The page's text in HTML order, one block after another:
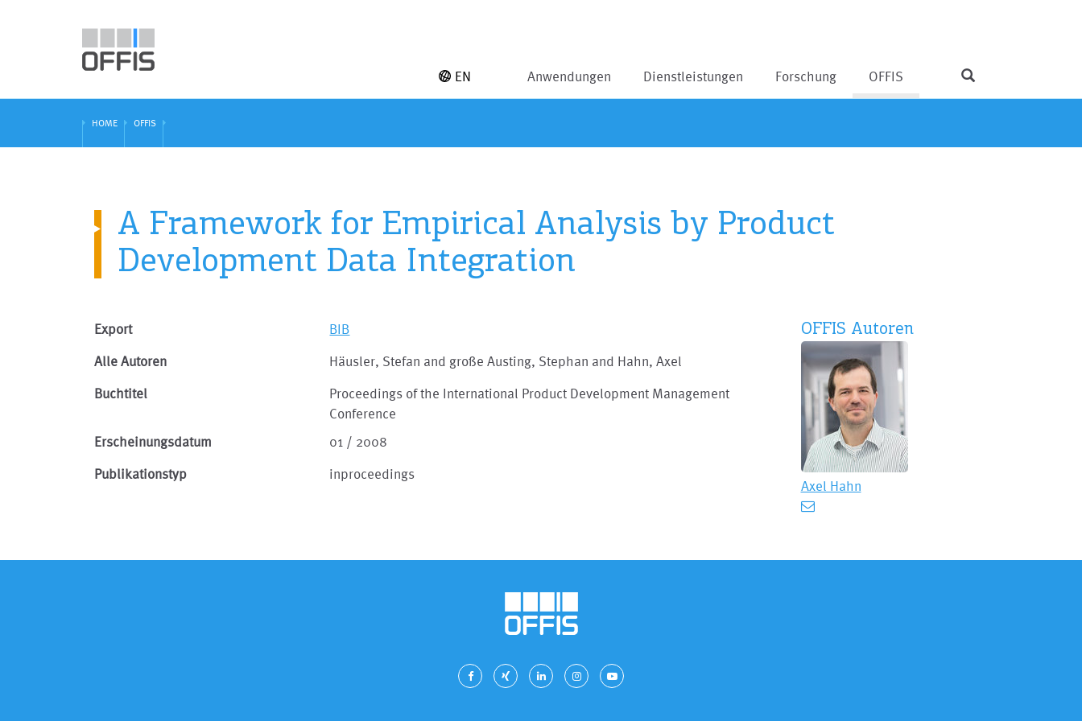
Anwendungen Dienstleistungen Forschung OFFIS
EN
HOME OFFIS
A Framework for Empirical Analysis by Product
Development Data Integration
Export BIB
Alle Autoren Häusler, Stefan and große Austing, Stephan and Hahn, Axel
Buchtitel
Proceedings of the International Product Development Management
Conference
Erscheinungsdatum
01 / 2008
Publikationstyp inproceedings
OFFIS Autoren
Axel Hahn